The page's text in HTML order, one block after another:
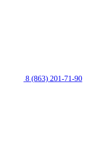
8 (863) 201-71-90